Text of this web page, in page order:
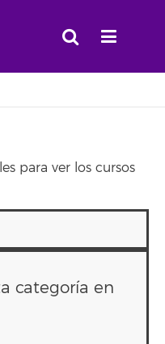
para ver los cursos
categoría en